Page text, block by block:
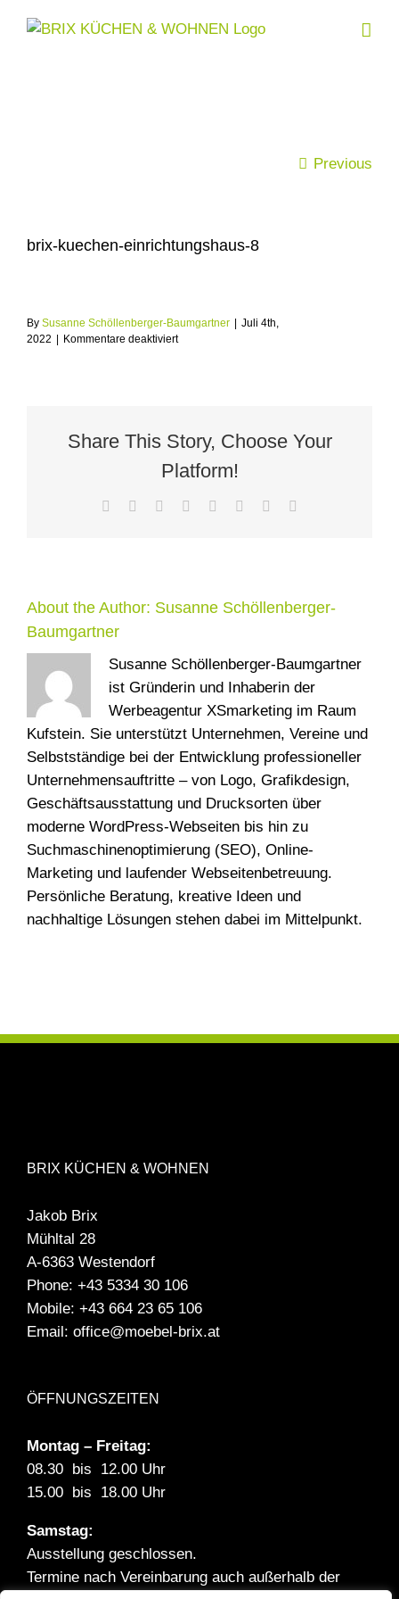
Previous
brix-kuechen-einrichtungshaus-8
By Susanne Schöllenberger-Baumgartner
Juli 4th,
2022
Kommentare deaktiviertfür
Share This Story, Choose Your
Platform!
Facebook Reddit LinkedIn
TumblrPinterest
About the Author: Susanne Schöllenberger-
Baumgartner
Susanne Schöllenberger-Baumgartner
ist Gründerin und Inhaberin der
Werbeagentur XSmarketing im Raum
Kufstein. Sie unterstützt Unternehmen, Vereine und
Selbstständige bei der Entwicklung professioneller
Unternehmensauftritte – von Logo, Grafikdesign,
Geschäftsausstattung und Drucksorten über
moderne WordPress-Webseiten bis hin zu
Suchmaschinenoptimierung (SEO), Online-
Marketing und laufender Webseitenbetreuung.
Persönliche Beratung, kreative Ideen und
nachhaltige Lösungen stehen dabei im Mittelpunkt.
BRIX KÜCHEN & WOHNEN
Jakob Brix
Mühltal 28
A-6363 Westendorf
Phone: +43 5334 30 106
Mobile: +43 664 23 65 106
Email: office@moebel-brix.at
ÖFFNUNGSZEITEN
Montag – Freitag:
08.30 bis 12.00 Uhr
15.00 bis 18.00 Uhr
Samstag:
Ausstellung geschlossen.
Termine nach Vereinbarung auch außerhalb der